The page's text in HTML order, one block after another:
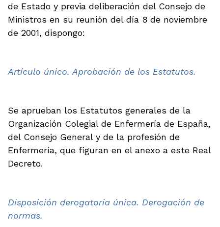
de Estado y previa deliberación del Consejo de
Ministros en su reunión del día 8 de noviembre
de 2001, dispongo:
Artículo único. Aprobación de los Estatutos.
Se aprueban los Estatutos generales de la
Organización Colegial de Enfermería de España,
del Consejo General y de la profesión de
Enfermería, que figuran en el anexo a este Real
Decreto.
Disposición derogatoria única. Derogación de
normas.